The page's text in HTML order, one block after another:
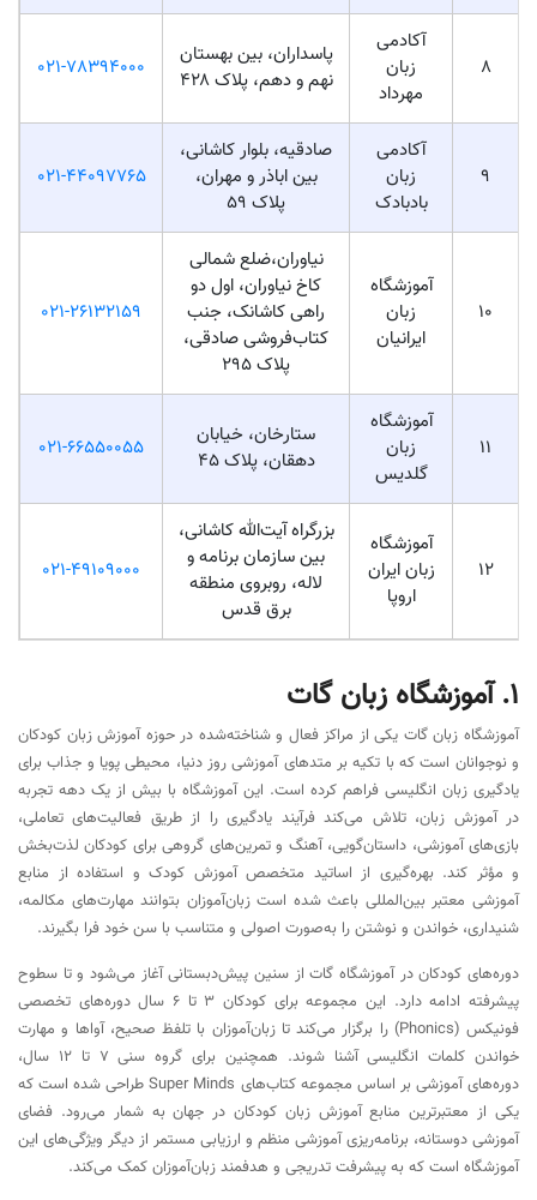
8
آکادمی
زبان
مهرداد
پاسداران، بین بهستان
نهم و دهم، پلاک ۴۲۸
021-78394000
9
آکادمی
زبان
بادبادک
صادقیه، بلوار کاشانی،
بین اباذر و مهران،
پلاک 59
021-44097765
10
آموزشگاه
زبان
ایرانیان
نیاوران،ضلع شمالی
کاخ نیاوران، اول دو
راهی کاشانک، جنب
کتاب‌فروشی صادقی،
پلاک ۲۹۵
021-26132159
11
آموزشگاه
زبان
گلدیس
ستارخان، خیابان
دهقان، پلاک ۴۵
021-66550055
12
آموزشگاه
زبان ایران
اروپا
بزرگراه آیت‌الله کاشانی،
بین سازمان برنامه و
لاله، روبروی منطقه
برق قدس
021-49109000
1. آموزشگاه زبان گات
آموزشگاه زبان گات یکی از مراکز فعال و شناخته‌شده در حوزه آموزش زبان کودکان
و نوجوانان است که با تکیه بر متدهای آموزشی روز دنیا، محیطی پویا و جذاب برای
یادگیری زبان انگلیسی فراهم کرده است. این آموزشگاه با بیش از یک دهه تجربه
در آموزش زبان، تلاش می‌کند فرآیند یادگیری را از طریق فعالیت‌های تعاملی،
بازی‌های آموزشی، داستان‌گویی، آهنگ و تمرین‌های گروهی برای کودکان لذت‌بخش
و مؤثر کند. بهره‌گیری از اساتید متخصص آموزش کودک و استفاده از منابع
آموزشی معتبر بین‌المللی باعث شده است زبان‌آموزان بتوانند مهارت‌های مکالمه،
شنیداری، خواندن و نوشتن را به‌صورت اصولی و متناسب با سن خود فرا بگیرند.
دوره‌های کودکان در آموزشگاه گات از سنین پیش‌دبستانی آغاز می‌شود و تا سطوح
پیشرفته ادامه دارد. این مجموعه برای کودکان 3 تا 6 سال دوره‌های تخصصی
فونیکس (Phonics) را برگزار می‌کند تا زبان‌آموزان با تلفظ صحیح، آواها و مهارت
خواندن کلمات انگلیسی آشنا شوند. همچنین برای گروه سنی 7 تا 12 سال،
دوره‌های آموزشی بر اساس مجموعه کتاب‌های Super Minds طراحی شده است که
یکی از معتبرترین منابع آموزش زبان کودکان در جهان به شمار می‌رود. فضای
آموزشی دوستانه، برنامه‌ریزی آموزشی منظم و ارزیابی مستمر از دیگر ویژگی‌های این
آموزشگاه است که به پیشرفت تدریجی و هدفمند زبان‌آموزان کمک می‌کند.